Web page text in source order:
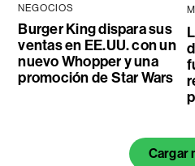
NEGOCIOS
Burger King dispara sus
ventas en EE.UU. con un
nuevo Whopper y una
promoción de Star Wars
Cargar